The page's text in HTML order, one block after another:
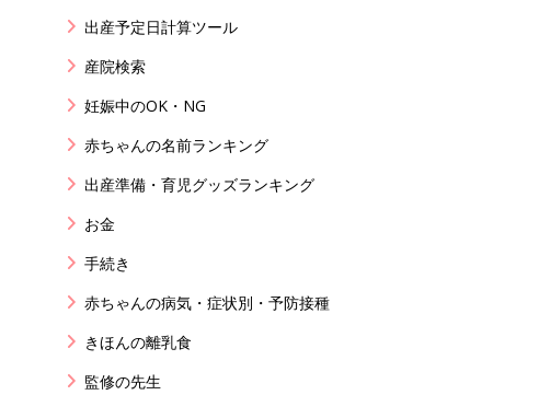
出産予定日計算ツール
産院検索
妊娠中のOK・NG
赤ちゃんの名前ランキング
出産準備・育児グッズランキング
お金
手続き
赤ちゃんの病気・症状別・予防接種
きほんの離乳食
監修の先生